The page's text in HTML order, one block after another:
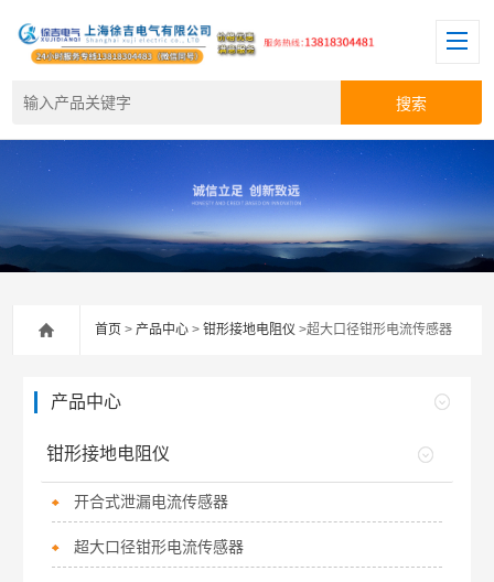
首页 >产品中心 >钳形接地电阻仪 >超大口径钳形电流传感器
产品中心
钳形接地电阻仪
开合式泄漏电流传感器
超大口径钳形电流传感器